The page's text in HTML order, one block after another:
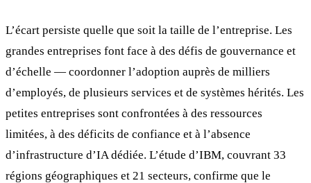
L’écart persiste quelle que soit la taille de l’entreprise. Les
grandes entreprises font face à des défis de gouvernance et
d’échelle — coordonner l’adoption auprès de milliers
d’employés, de plusieurs services et de systèmes hérités. Les
petites entreprises sont confrontées à des ressources
limitées, à des déficits de confiance et à l’absence
d’infrastructure d’IA dédiée. L’étude d’IBM, couvrant 33
régions géographiques et 21 secteurs, confirme que le